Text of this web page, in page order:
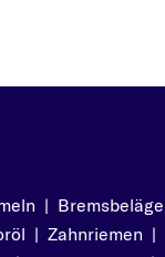
| Bremsbeläge
| Zahnriemen |